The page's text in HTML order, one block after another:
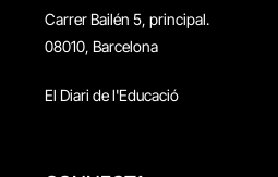
Carrer Bailén 5, principal.
08010, Barcelona
El Diari de l'Educació